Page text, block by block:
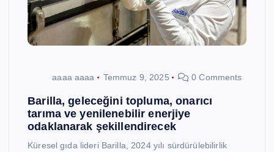
aaaa aaaa Temmuz 9, 2025 0 Comments
Barilla, geleceğini topluma, onarıcı
tarıma ve yenilenebilir enerjiye
odaklanarak şekillendirecek
Küresel gıda lideri Barilla, 2024 yılı sürdürülebilirlik